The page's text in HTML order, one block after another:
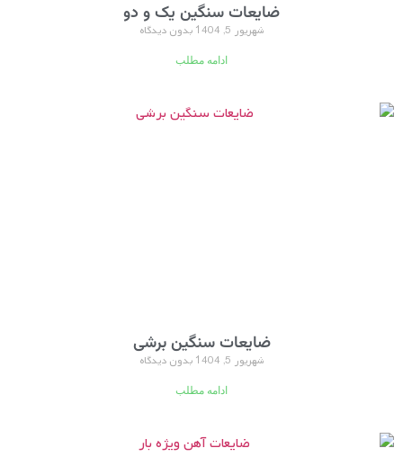
ضایعات سنگین یک و دو
شهریور 5, 1404 بدون دیدگاه
ادامه مطلب
ضایعات سنگین برشی
شهریور 5, 1404 بدون دیدگاه
ادامه مطلب